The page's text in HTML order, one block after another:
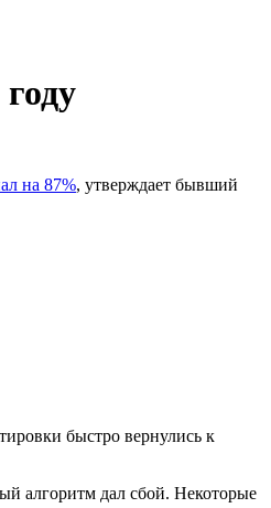
на 87%, утверждает бывший
быстро вернулись к
алгоритм дал сбой. Некоторые